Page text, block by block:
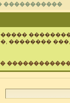
�����������
��������